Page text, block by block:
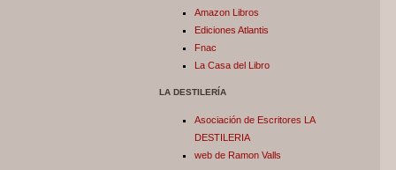
Amazon Libros
Ediciones Atlantis
Fnac
La Casa del Libro
LA DESTILERÍA
Asociación de Escritores LA
DESTILERIA
web de Ramon Valls